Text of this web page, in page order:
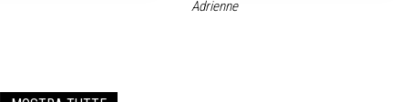
Adrienne